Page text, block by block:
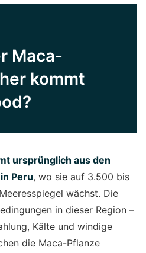
Maca-
kommt
ursprünglich aus den
Peru, wo sie auf 3.500 bis
wächst. Die
in dieser Region –
Kälte und windige
die Maca-Pflanze